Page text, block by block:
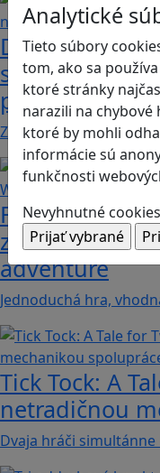
Analytické
Tieto súbory
tom, ako sa
ktoré stránky
narazili na chybové
ktoré by mohli
informácie sú
funkčnosti
Nevyhnutné
Desatoro rád
s deťmi
pravidlá
Zohľadňovať treba
Fotografujte
zachránili
adventure
Jednoduchá hra,
Tick Tock: A
netradičnou
Dvaja hráči